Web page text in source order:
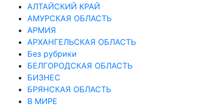
АЛТАЙСКИЙ КРАЙ
АМУРСКАЯ ОБЛАСТЬ
АРМИЯ
АРХАНГЕЛЬСКАЯ ОБЛАСТЬ
Без рубрики
БЕЛГОРОДСКАЯ ОБЛАСТЬ
БИЗНЕС
БРЯНСКАЯ ОБЛАСТЬ
В МИРЕ